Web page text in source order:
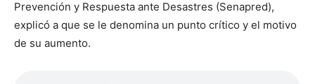
Prevención y Respuesta ante Desastres (Senapred),
explicó a que se le denomina un punto crítico y el motivo
de su aumento.